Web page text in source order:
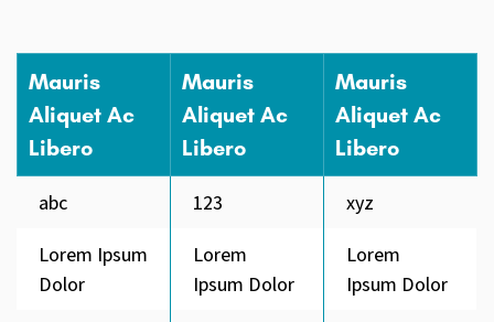
Mauris
Aliquet Ac
Libero
Mauris
Aliquet Ac
Libero
Mauris
Aliquet Ac
Libero
abc 123 xyz
Lorem Ipsum
Dolor
Lorem
Ipsum Dolor
Lorem
Ipsum Dolor